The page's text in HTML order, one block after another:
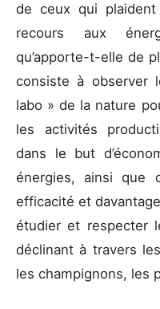
de ceux qui
recours aux
qu’apporte-t-elle de
consiste à observer
labo » de la nature
les activités
dans le but
énergies, ainsi que
efficacité et
étudier et respecter
déclinant à travers
les champignons, les